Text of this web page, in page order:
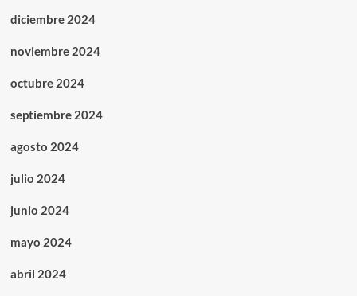
diciembre 2024
noviembre 2024
octubre 2024
septiembre 2024
agosto 2024
julio 2024
junio 2024
mayo 2024
abril 2024